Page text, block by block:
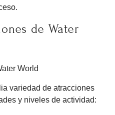
de Water
variedad de atracciones
y niveles de actividad: